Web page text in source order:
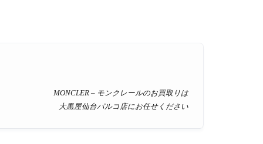
MONCLER – モンクレールのお買取りは
大黒屋仙台パルコ店にお任せください